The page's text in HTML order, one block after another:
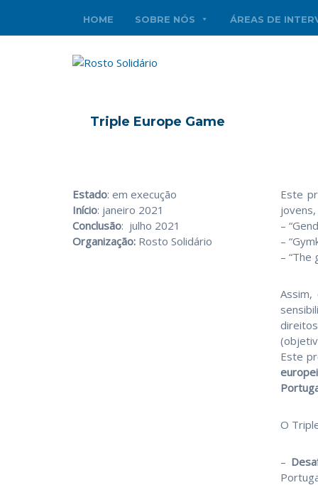
HOME SOBRE NÓS ÁREAS DE
Triple Europe Game
Estado: em execução
Início: janeiro 2021
Conclusão: julho 2021
Organização: Rosto Solidário
Este
–
–
–
Assim,
Este
O
–